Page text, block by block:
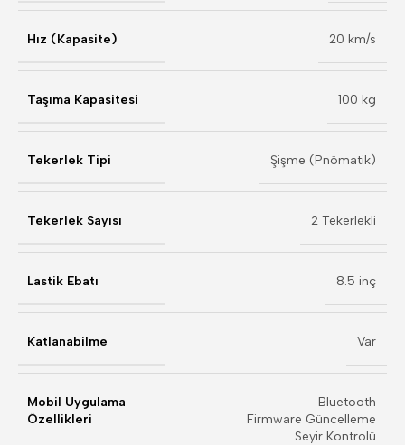
Hız (Kapasite) 20 km/s
Taşıma Kapasitesi 100 kg
Tekerlek Tipi Şişme (Pnömatik)
Tekerlek Sayısı 2 Tekerlekli
Lastik Ebatı 8.5 inç
Katlanabilme Var
Mobil Uygulama
Özellikleri
Bluetooth
Firmware Güncelleme
Seyir Kontrolü